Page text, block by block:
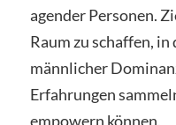
agender Personen.
Raum zu schaffen,
männlicher
Erfahrungen
empowern können.